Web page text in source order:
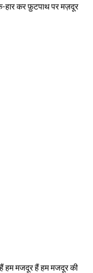
हार कर फ़ुटपाथ पर मज़दूर
हैं हम मजदूर हैं हम मजदूर की